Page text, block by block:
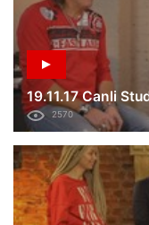
19.11.17 Canli
2570